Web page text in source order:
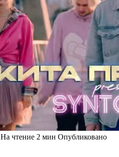
На чтение 2 мин Опубликовано